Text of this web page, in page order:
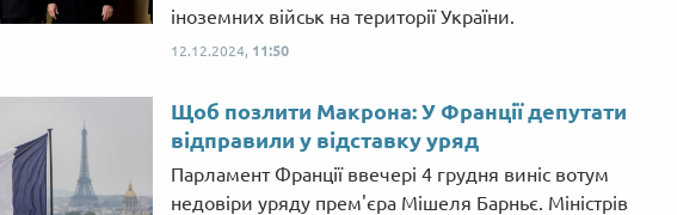
іноземних військ на території України.
12.12.2024, 11:50
Щоб позлити Макрона: У Франції депутати
відправили у відставку уряд
Парламент Франції ввечері 4 грудня виніс вотум
недовіри уряду прем'єра Мішеля Барньє. Міністрів